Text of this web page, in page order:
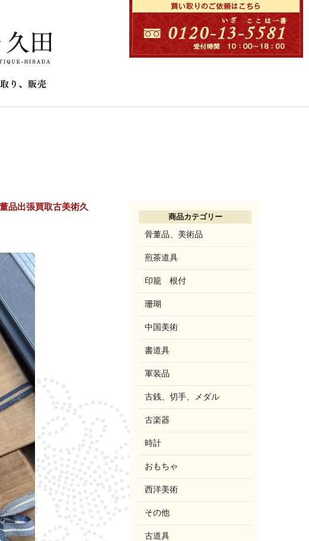
品出張買取古美術久
商品カテゴリー
骨董品、美術品
煎茶道具
印籠 根付
珊瑚
中国美術
書道具
軍装品
古銭、切手、メダル
古楽器
時計
おもちゃ
西洋美術
その他
古道具